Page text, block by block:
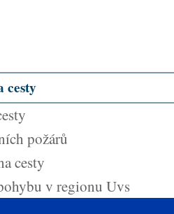
cesty
požárů
cesty
v regionu Uvs